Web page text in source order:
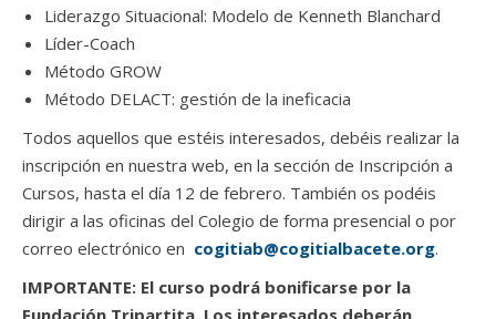
Liderazgo Situacional: Modelo de Kenneth Blanchard
Líder-Coach
Método GROW
Método DELACT: gestión de la ineficacia
Todos aquellos que estéis interesados, debéis realizar la
inscripción en nuestra web, en la sección de Inscripción a
Cursos, hasta el día 12 de febrero. También os podéis
dirigir a las oficinas del Colegio de forma presencial o por
correo electrónico en cogitiab@cogitialbacete.org.
IMPORTANTE: El curso podrá bonificarse por la
Fundación Tripartita. Los interesados deberán